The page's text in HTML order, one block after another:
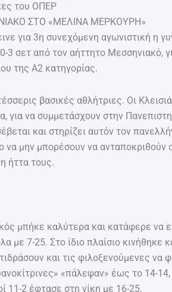
του ΟΠΕΡ
ΣΤΟ «ΜΕΛΙΝΑ ΜΕΡΚΟΥΡΗ»
για 3η συνεχόμενη αγωνιστική η
σετ από τον αήττητο Μεσσηνιακό,
της Α2 κατηγορίας.
βασικές αθλήτριες. Οι
για να συμμετάσχουν στην
και στηρίζει αυτόν τον
μην μπορέσουν να ανταποκριθούν
ήττα τους.
μπήκε καλύτερα και κατάφερε να
με 7-25. Στο ίδιο πλαίσιο κινήθηκε
και τις φιλοξενούμενες να
«πάλεψαν» έως το 14-
11-2 έφτασε στη νίκη με 16-25.